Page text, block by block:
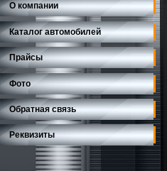
О компании
Каталог автомобилей
Прайсы
Фото
Обратная связь
Реквизиты